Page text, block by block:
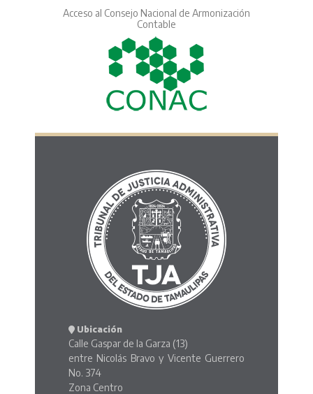
Acceso al Consejo Nacional de Armonización
Contable
Ubicación
Calle Gaspar de la Garza (13)
entre Nicolás Bravo y Vicente Guerrero
No. 374
Zona Centro